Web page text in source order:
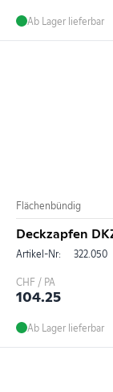
Ab Lager lieferbar
Flächenbündig
Deckzapfen
Artikel-Nr: 322.050
CHF / PA
104.25
Ab Lager lieferbar